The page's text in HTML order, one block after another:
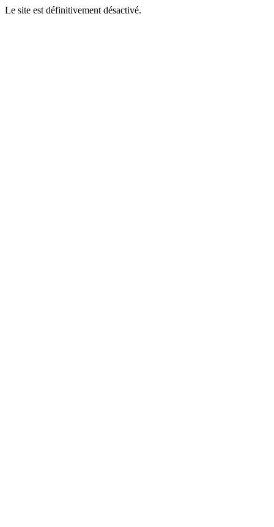
Le site est définitivement désactivé.